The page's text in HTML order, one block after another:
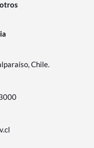
Chile.